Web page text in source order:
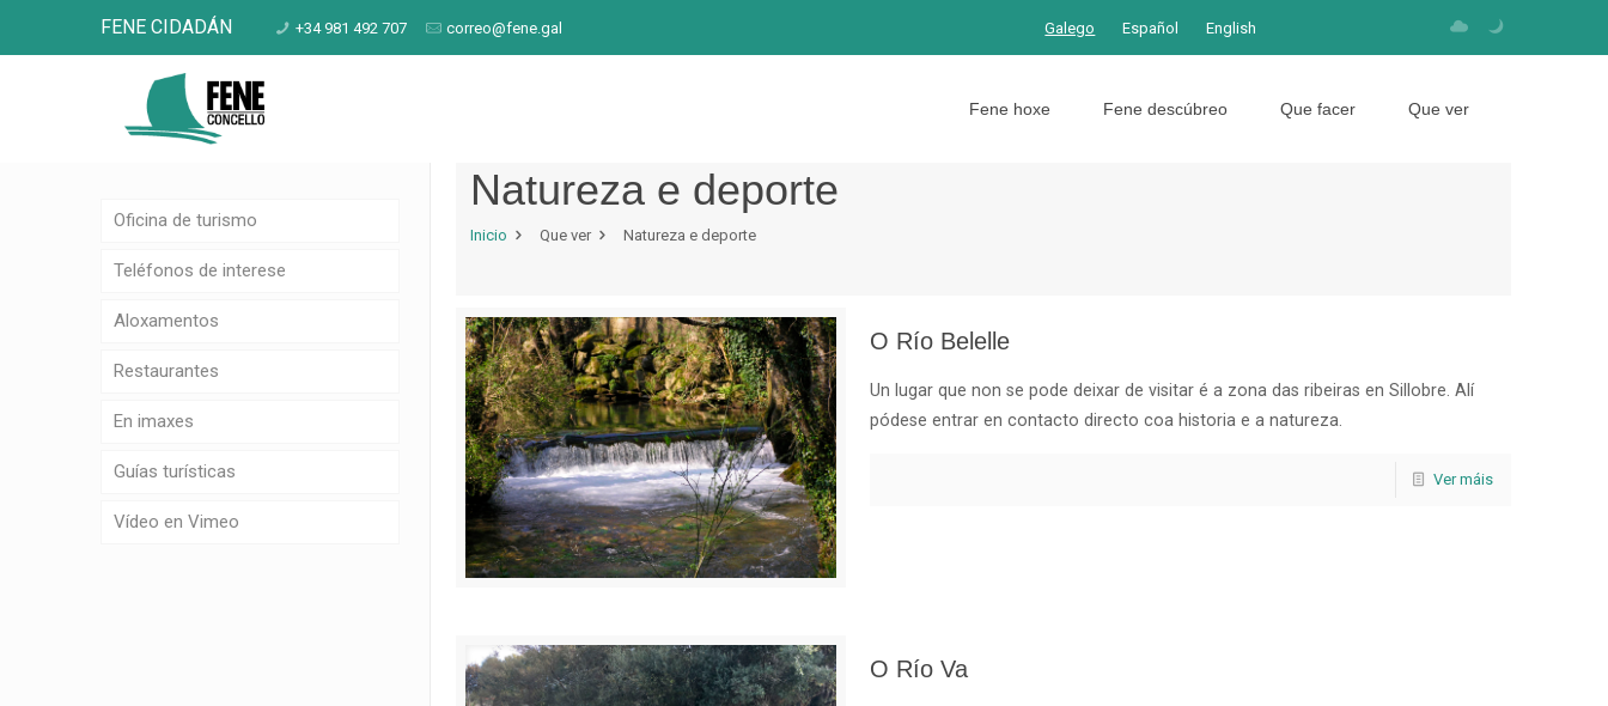
FENE CIDADÁN +34 981 492 707 correo@fene.gal Galego Español English
Fene hoxe Fene descúbreo Que facer Que ver
Natureza e deporte
Inicio Que ver Natureza e deporte
O Río Belelle
Un lugar que non se pode deixar de visitar é a zona das ribeiras en Sillobre. Alí
pódese entrar en contacto directo coa historia e a natureza.
Ver máis
O Río Va
Oficina de turismo
Teléfonos de interese
Aloxamentos
Restaurantes
En imaxes
Guías turísticas
Vídeo en Vimeo